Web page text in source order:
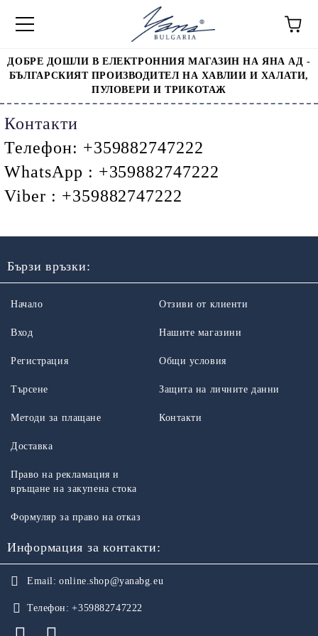
ДОБРЕ ДОШЛИ В ЕЛЕКТРОННИЯ МАГАЗИН НА ЯНА АД -
БЪЛГАРСКИЯТ ПРОИЗВОДИТЕЛ НА ХАВЛИИ И ХАЛАТИ,
ПУЛОВЕРИ И ТРИКОТАЖ
Контакти
Телефон: +359882747222
WhatsApp : +359882747222
Viber : +359882747222
Бързи връзки:
Начало
Вход
Регистрация
Търсене
Отзиви от клиенти
Нашите магазини
Общи условия
Защита на личните данни
Методи за плащане
Доставка
Право на рекламация и
връщане на закупена стока
Формуляр за право на отказ
Контакти
Информация за контакти:
Email: online.shop@yanabg.eu
Телефон: +359882747222